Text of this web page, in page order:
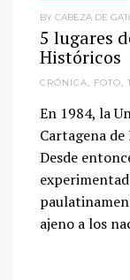
BY CABEZA DE
5 lugares
Históricos
CRÓNICA FOTO
En 1984, la
Cartagena
Desde
ajeno a los